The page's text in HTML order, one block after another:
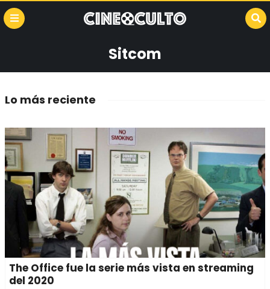
Sitcom
Lo más reciente
The Office fue la serie más vista en streaming
del 2020